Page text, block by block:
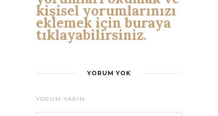
kişisel yorumlarınızı
eklemek için buraya
tıklayabilirsiniz.
YORUM YOK
YORUM YAPIN